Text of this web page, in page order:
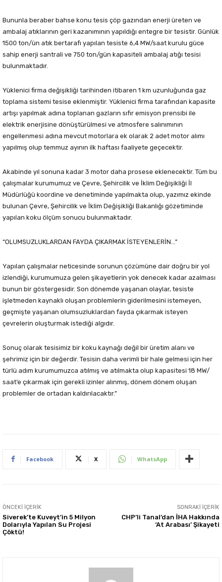
Bununla beraber bahse konu tesis çöp gazından enerji üreten ve
ambalaj atıklarının geri kazanımının yapıldığı entegre bir tesistir. Günlük
1500 ton/ün atık bertarafı yapılan tesiste 6,4 MW/saat kurulu güce
sahip enerji santrali ve 750 ton/gün kapasiteli ambalaj atığı tesisi
bulunmaktadır.
Yüklenici firma değişikliği tarihinden itibaren 1 km uzunluğunda gaz
toplama sistemi tesise eklenmiştir. Yüklenici firma tarafından kapasite
artışı yapılmak adına toplanan gazların sıfır emisyon prensibi ile
elektrik enerjisine dönüştürülmesi ve atmosfere salınımının
engellenmesi adına mevcut motorlara ek olarak 2 adet motor alımı
yapılmış olup temmuz ayının ilk haftası faaliyete geçecektir.
Akabinde yıl sonuna kadar 3 motor daha prosese eklenecektir. Tüm bu
çalışmalar kurumumuz ve Çevre, Şehircilik ve İklim Değişikliği İl
Müdürlüğü koordine ve denetiminde yapılmakta olup, yazımız ekinde
bulunan Çevre, Şehircilik ve İklim Değişikliği Bakanlığı gözetiminde
yapılan koku ölçüm sonucu bulunmaktadır.
“OLUMSUZLUKLARDAN FAYDA ÇIKARMAK İSTEYENLERİN…”
Yapılan çalışmalar neticesinde sorunun çözümüne dair doğru bir yol
izlendiği, kurumumuza gelen şikayetlerin yok denecek kadar azalması
bunun bir göstergesidir. Son dönemde yaşanan olaylar, tesiste
işletmeden kaynaklı oluşan problemlerin giderilmesini istemeyen,
geçmişte yaşanan olumsuzluklardan fayda çıkarmak isteyen
çevrelerin oluşturmak istediği algıdır.
Sonuç olarak tesisimiz bir koku kaynağı değil bir üretim alanı ve
şehrimiz için bir değerdir. Tesisin daha verimli bir hale gelmesi için her
türlü adım kurumumuzca atılmış ve atılmakta olup kapasitesi 18 MW/
saat’e çıkarmak için gerekli izinler alınmış, dönem dönem oluşan
problemler de ortadan kaldırılacaktır.”
Facebook X WhatsApp
ÖNCEKI İÇERIK
Siverek’te Kuveyt’in 5 Milyon
Dolarıyla Yapılan Su Projesi
Çöktü!
SONRAKI İÇERIK
CHP’li Tanal’dan İHA Hakkında
‘At Arabası’ Şikayeti